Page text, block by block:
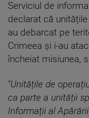
Serviciul de
declarat că
au debarcat pe
Crimeea și i-au
încheiat misiunea,
"Unitățile de
ca parte a unității
Informații al